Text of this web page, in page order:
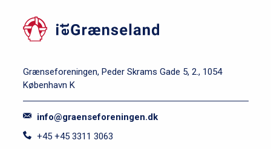
Grænseforeningen, Peder Skrams Gade 5, 2., 1054
København K
info@graenseforeningen.dk
+45 +45 3311 3063